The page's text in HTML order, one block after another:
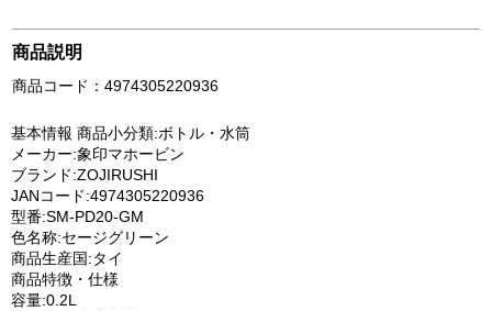
商品説明
商品コード：4974305220936
基本情報 商品小分類:ボトル・水筒
メーカー:象印マホービン
ブランド:ZOJIRUSHI
JANコード:4974305220936
型番:SM-PD20-GM
色名称:セージグリーン
商品生産国:タイ
商品特徴・仕様
容量:0.2L